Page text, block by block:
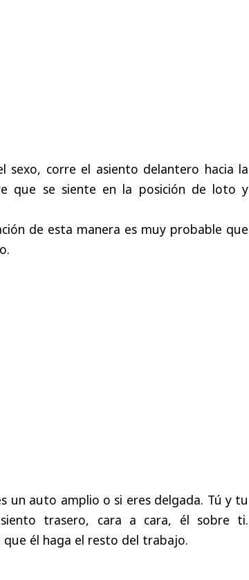
sexo, corre el asiento delantero hacia la
que se siente en la posición de loto y
de esta manera es muy probable que
un auto amplio o si eres delgada. Tú y tu
trasero, cara a cara, él sobre ti.
él haga el resto del trabajo.